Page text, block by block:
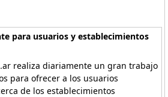
para usuarios y establecimientos
realiza diariamente un gran trabajo
para ofrecer a los usuarios
de los establecimientos